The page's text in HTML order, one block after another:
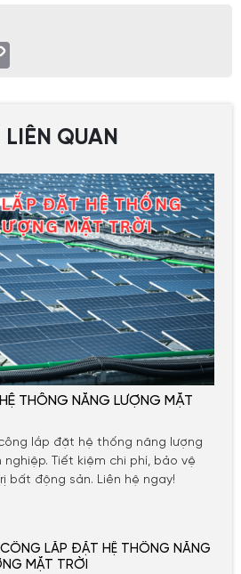
LIÊN QUAN
THÔNG NĂNG LƯỢNG MẶT
lắp đặt hệ thống năng lượng
Tiết kiệm chi phí, bảo vệ
bất động sản. Liên hệ ngay!
LẮP ĐẶT HỆ THÔNG NĂNG
MẶT TRỜI